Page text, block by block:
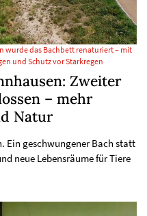
wurde das Bachbett renaturiert – mit
und Schutz vor Starkregen
Zweiter
– mehr
Natur
Ein geschwungener Bach statt
neue Lebensräume für Tiere